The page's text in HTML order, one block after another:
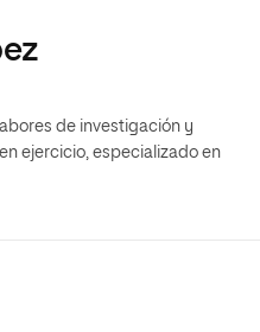
de investigación y
ejercicio, especializado en